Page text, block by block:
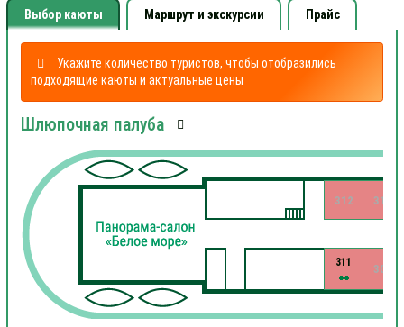
Выбор каюты Маршрут и экскурсии Прайс
Укажите количество туристов, чтобы отобразились
подходящие каюты и актуальные цены
Шлюпочная палуба
309
310
311
312